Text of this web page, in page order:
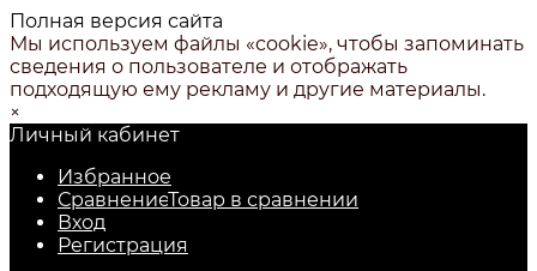
Полная версия сайта
Мы используем файлы «cookie», чтобы запоминать
сведения о пользователе и отображать
подходящую ему рекламу и другие материалы.
×
Личный кабинет
Избранное
СравнениеТовар в сравнении
Вход
Регистрация